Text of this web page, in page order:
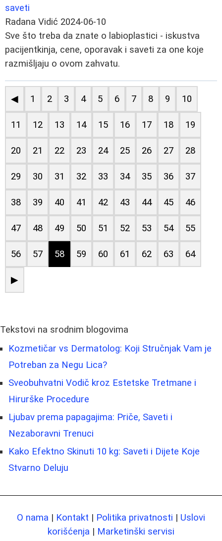
saveti
Radana Vidić 2024-06-10
Sve što treba da znate o labioplastici - iskustva
pacijentkinja, cene, oporavak i saveti za one koje
razmišljaju o ovom zahvatu.
◀ 1 2 3 4 5 6 7 8 9 10
11 12 13 14 15 16 17 18 19
20 21 22 23 24 25 26 27 28
29 30 31 32 33 34 35 36 37
38 39 40 41 42 43 44 45 46
47 48 49 50 51 52 53 54 55
56 57 58 59 60 61 62 63 64
▶
Tekstovi na srodnim blogovima
Kozmetičar vs Dermatolog: Koji Stručnjak Vam je
Potreban za Negu Lica?
Sveobuhvatni Vodič kroz Estetske Tretmane i
Hirurške Procedure
Ljubav prema papagajima: Priče, Saveti i
Nezaboravni Trenuci
Kako Efektno Skinuti 10 kg: Saveti i Dijete Koje
Stvarno Deluju
O nama | Kontakt | Politika privatnosti | Uslovi
korišćenja | Marketinški servisi